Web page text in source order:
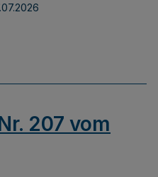
207 vom